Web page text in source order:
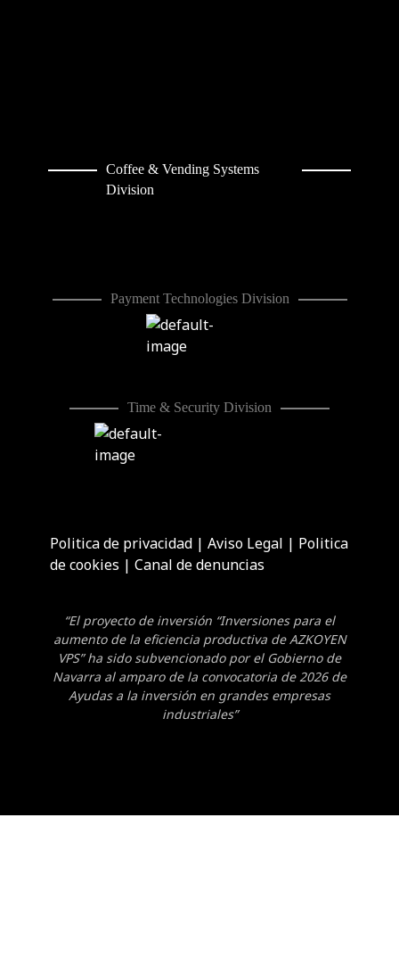
Coffee & Vending Systems
Division
Payment Technologies Division
Time & Security Division
Politica de privacidad |Aviso Legal | Politica
de cookies |Canal de denuncias
“El proyecto de inversión “Inversiones para el
aumento de la eficiencia productiva de AZKOYEN
VPS” ha sido subvencionado por el Gobierno de
Navarra al amparo de la convocatoria de 2026 de
Ayudas a la inversión en grandes empresas
industriales”